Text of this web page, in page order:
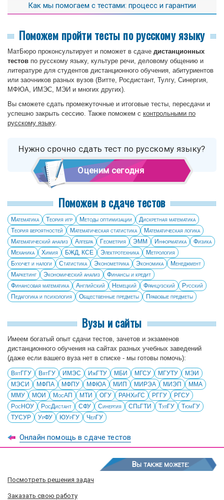
пару дней до конца сессии, а когда тесты откроются к сдаче или
тестов одновременно - сделаем скидку.
Как мы помогаем с тестами: процесс и гарантии
Поможем пройти тесты по русскому языку
МатБюро проконсультирует и поможет в сдаче дистанционных
тестов по русскому языку, культуре речи, деловому общению и
литературе для студентов дистанционного обучения, абитуриентов
или заочников разных вузов (Витте, Росдистант, Тулгу, Синергия,
МФЮА, ИМЭС, МЭИ и многих других).
Вы сможете сдать промежуточные и итоговые тесты, пересдачи и
успешно закрыть сессию. Также поможем с контрольными по
русскому языку.
Нужно срочно сдать тест по русскому языку?
Оценим сегодня
Поможем в сдаче тестов
Математика Теория игр Методы оптимизации
Дискретная математика
Теория вероятностей
Математическая статистика
Математическая логика
Математический анализ
Алгебра Геометрия ЭММ Информатика
Физика
Механика
Химия БЖД, КСЕ Электротехника
Метрология
Бухучет и налоги
Статистика Эконометрика Экономика
Менеджмент
Маркетинг
Экономический анализ
Финансы и кредит
Финансовая математика
Английский Немецкий Французский
Русский
Педагогика и психология
Общественные предметы Правовые предметы
Вузы и сайты
Имеем богатый опыт сдачи тестов, зачетов и экзаменов
дистанционного обучения на сайтах разных учебных заведений
(даже если вашего вуза нет в списке - мы готовы помочь):
ВятГГУ ВятГУ ИМЭС ИжГТУ МБИ МГСУ МГУТУ
МЭИ
МЭСИ
МФПА МФПУ МФЮА МИП МИРЭА МИЭП
ММА
ММУ
МОИ МосАП МТИ ОГУ РАНХиГС РГГУ
РГСУ
РосНОУ
РосДистант СФУ Синергия СПбГТИ ТулГУ
ТюмГУ
ТУСУР
УрФУ ЮУрГУ ЧелГУ
Онлайн помощь в сдаче тестов
Вы также можете:
Посмотреть решения задач
Заказать свою работу